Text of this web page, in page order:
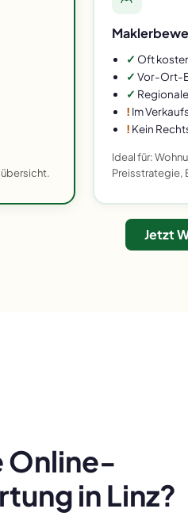
✓ Oft
✓ Vor-Ort-
✓
! Im
! Kein
Ideal für:
Preisstrategie,
Jetzt
Online-
in Linz?